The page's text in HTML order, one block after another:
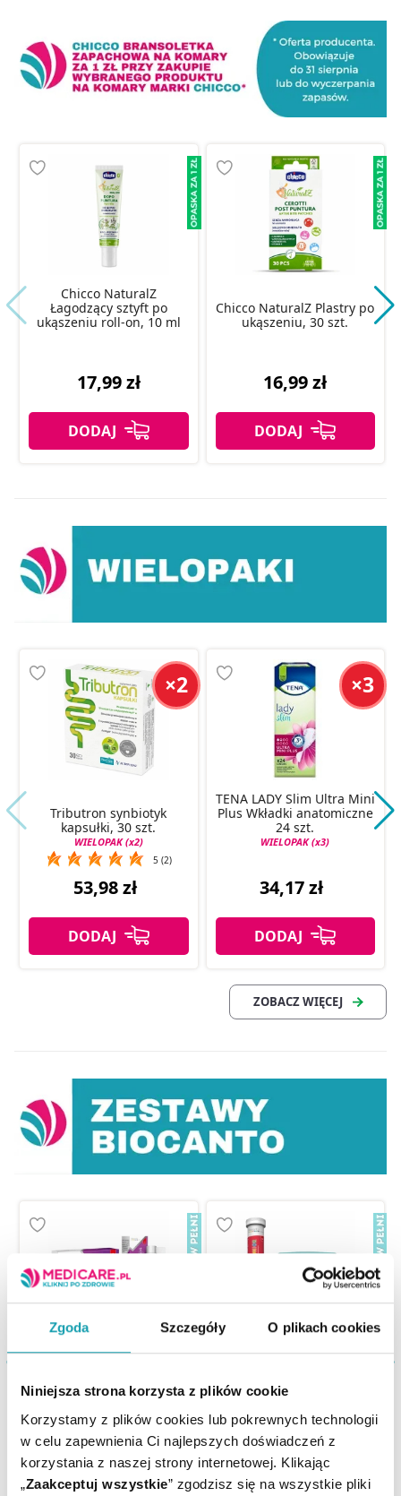
Zgoda Szczegóły O plikach cookies
Niniejsza strona korzysta z plików cookie
Korzystamy z plików cookies lub pokrewnych technologii
w celu zapewnienia Ci najlepszych doświadczeń z
korzystania z naszej strony internetowej. Klikając
„Zaakceptuj wszystkie” zgodzisz się na wszystkie pliki
Chicco NaturalZ
Łagodzący sztyft po
ukąszeniu roll-on, 10 ml
17,99 zł
Chicco NaturalZ Plastry po
ukąszeniu, 30 szt.
16,99 zł
Tributron synbiotyk
kapsułki, 30 szt.
WIELOPAK (x2)
5 (2)
×2
53,98 zł
TENA LADY Slim Ultra Mini
Plus Wkładki anatomiczne
24 szt.
WIELOPAK (x3)
×3
34,17 zł
38,21 zł 30,56 zł